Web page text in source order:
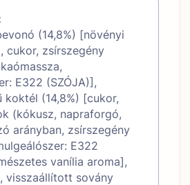
(14,8%) [növényi
cukor, zsírszegény
E322 (SZÓJA)],
koktél (14,8%) [cukor,
(kókusz, napraforgó,
arányban, zsírszegény
E322
vanília aroma],
visszaállított sovány